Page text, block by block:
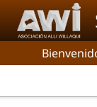
Pasar al